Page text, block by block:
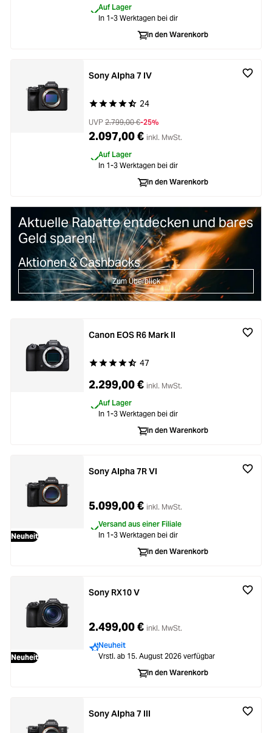
Auf Lager
In 1-3 Werktagen bei dir
In den Warenkorb
Durchschnittliche Bewertung von 4.6 von 5
24
Sony Alpha 7 IV
UVP 2.799,00 €-25%
2.097,00 € inkl. MwSt.
Auf Lager
In 1-3 Werktagen bei dir
In den Warenkorb
Aktuelle Rabatte entdecken und bares
Geld sparen!
Aktionen & Cashbacks
Zum Überblick
Durchschnittliche Bewertung von 4.9 von 5
47
Canon EOS R6 Mark II
2.299,00 € inkl. MwSt.
Auf Lager
In 1-3 Werktagen bei dir
In den Warenkorb
Neuheit
Sony Alpha 7R VI
5.099,00 € inkl. MwSt.
Versand aus einer Filiale
In 1-3 Werktagen bei dir
In den Warenkorb
Neuheit
Sony RX10 V
2.499,00 € inkl. MwSt.
Neuheit
Vrstl. ab 15. August 2026 verfügbar
In den Warenkorb
Sony Alpha 7 III